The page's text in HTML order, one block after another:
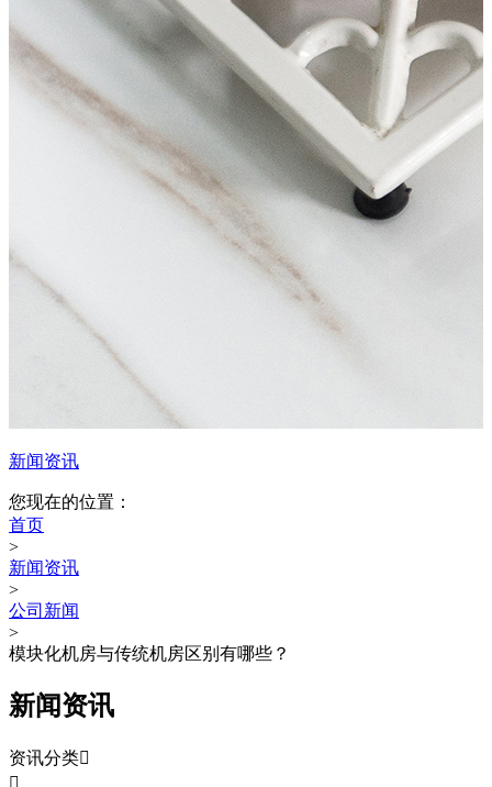
新闻资讯
您现在的位置：
首页
>
新闻资讯
>
公司新闻
>
模块化机房与传统机房区别有哪些？
新闻资讯
资讯分类
